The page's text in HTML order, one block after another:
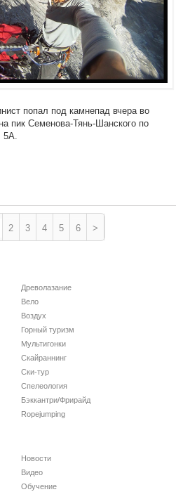
попал под камнепад вчера во
пик Семенова-Тянь-Шанского по
5А.
2 3 4 5 6 >
Древолазание
Вело
Воздух
Горный туризм
Мультигонки
Скайраннинг
Ски-тур
Спелеология
Бэккантри/Фрирайд
Ropejumping
Новости
Видео
Обучение